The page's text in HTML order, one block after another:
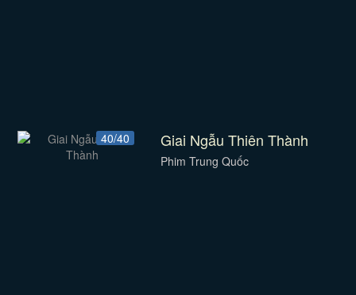
40/40 Giai Ngẫu Thiên Thành
Phim Trung Quốc